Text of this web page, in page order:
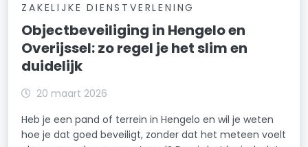
ZAKELIJKE DIENSTVERLENING
Objectbeveiliging in Hengelo en
Overijssel: zo regel je het slim en
duidelijk
20 maart 2026
Heb je een pand of terrein in Hengelo en wil je weten
hoe je dat goed beveiligt, zonder dat het meteen voelt